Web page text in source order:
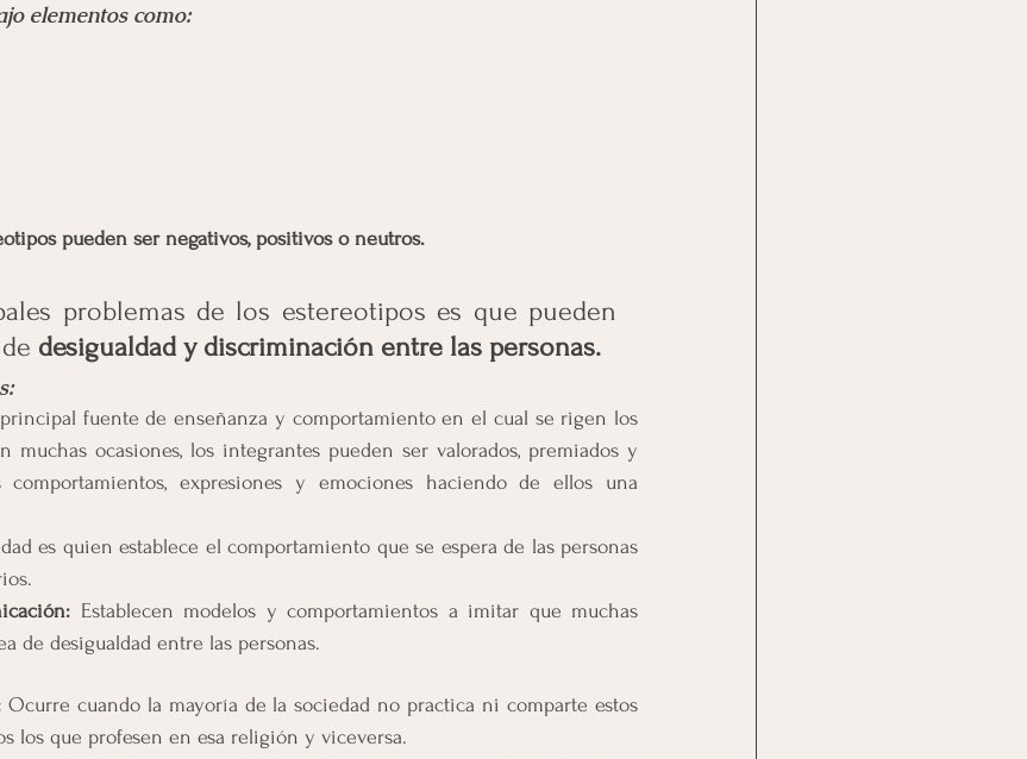
elementos como:
pueden ser negativos, positivos o neutros.
problemas de los estereotipos es que pueden
desigualdad y discriminación entre las personas.
fuente de enseñanza y comportamiento en el cual se rigen los
muchas ocasiones, los integrantes pueden ser valorados, premiados y
es quien establece el comportamiento que se espera de las personas
Establecen modelos y comportamientos a imitar que muchas
de desigualdad entre las personas.
Ocurre cuando la mayoría de la sociedad no practica ni comparte estos
los que profesen en esa religión y viceversa.